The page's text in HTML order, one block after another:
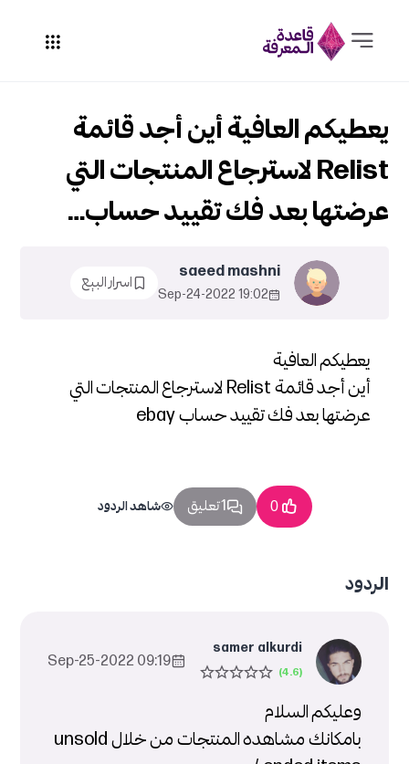
يعطيكم العافية
أين أجد قائمة Relist لاسترجاع المنتجات التي
عرضتها بعد فك تقييد حساب ebay
يعطيكم العافية أين أجد قائمة
Relist لاسترجاع المنتجات التي
عرضتها بعد فك تقييد حساب…
saeed mashni
19:02 2022-Sep-24
اسرار البيع
0 1 تعليق شاهد الردود
الردود
samer alkurdi
09:19 2022-Sep-25
وعليكم السلام
بامكانك مشاهده المنتجات من خلال unsold